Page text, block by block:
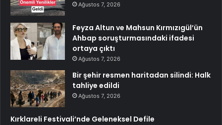
Ağustos 7, 2026
Feyza Altun ve Mahsun Kırmızıgül’ün
Ahbap soruşturmasındaki ifadesi
ortaya çıktı
Ağustos 7, 2026
Bir şehir resmen haritadan silindi: Halk
tahliye edildi
Ağustos 7, 2026
Kırklareli Festivali’nde Geleneksel Defile